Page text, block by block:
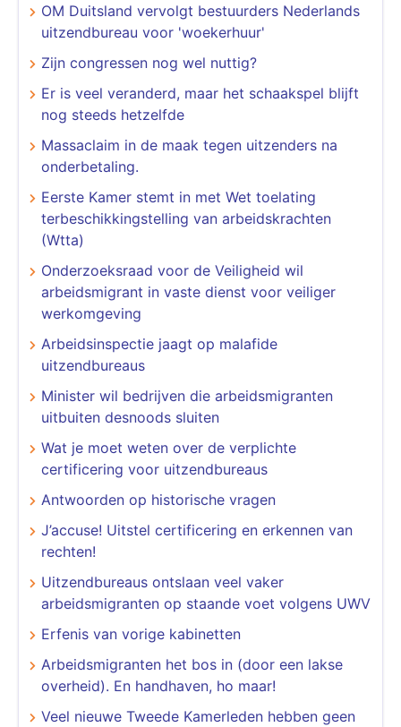
OM Duitsland vervolgt bestuurders Nederlands
uitzendbureau voor 'woekerhuur'
Zijn congressen nog wel nuttig?
Er is veel veranderd, maar het schaakspel blijft
nog steeds hetzelfde
Massaclaim in de maak tegen uitzenders na
onderbetaling.
Eerste Kamer stemt in met Wet toelating
terbeschikkingstelling van arbeidskrachten
(Wtta)
Onderzoeksraad voor de Veiligheid wil
arbeidsmigrant in vaste dienst voor veiliger
werkomgeving
Arbeidsinspectie jaagt op malafide
uitzendbureaus
Minister wil bedrijven die arbeidsmigranten
uitbuiten desnoods sluiten
Wat je moet weten over de verplichte
certificering voor uitzendbureaus
Antwoorden op historische vragen
J’accuse! Uitstel certificering en erkennen van
rechten!
Uitzendbureaus ontslaan veel vaker
arbeidsmigranten op staande voet volgens UWV
Erfenis van vorige kabinetten
Arbeidsmigranten het bos in (door een lakse
overheid). En handhaven, ho maar!
Veel nieuwe Tweede Kamerleden hebben geen